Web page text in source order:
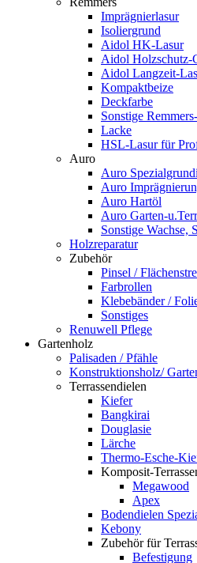
Imprägnierlasur
Isoliergrund
Aidol HK-Lasur
Aidol Holzschutz-
Aidol Langzeit-
Kompaktbeize
Deckfarbe
Sonstige
Lacke
HSL-Lasur für
Auro
Auro
Auro
Auro Hartöl
Auro Garten-
Sonstige Wachse,
Holzreparatur
Zubehör
Pinsel /
Farbrollen
Klebebänder /
Sonstiges
Renuwell Pflege
Gartenholz
Palisaden / Pfähle
Konstruktionsholz/
Terrassendielen
Kiefer
Bangkirai
Douglasie
Lärche
Thermo-Esche-
Komposit-
Megawood
Apex
Bodendielen
Kebony
Zubehör für
Befestigung